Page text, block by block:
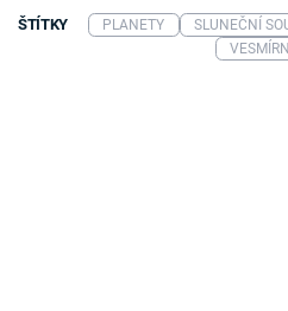
ŠTÍTKY PLANETY SLUNEČNÍ